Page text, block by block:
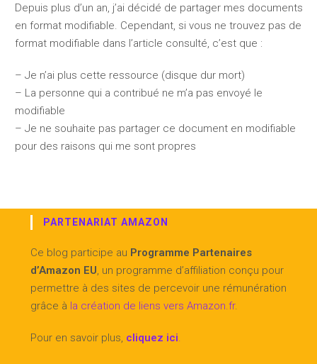
Depuis plus d’un an, j’ai décidé de partager mes documents
en format modifiable. Cependant, si vous ne trouvez pas de
format modifiable dans l’article consulté, c’est que :
– Je n’ai plus cette ressource (disque dur mort)
– La personne qui a contribué ne m’a pas envoyé le
modifiable
– Je ne souhaite pas partager ce document en modifiable
pour des raisons qui me sont propres
PARTENARIAT AMAZON
Ce blog participe au Programme Partenaires
d’Amazon EU, un programme d’affiliation conçu pour
permettre à des sites de percevoir une rémunération
grâce à la création de liens vers Amazon.fr.
Pour en savoir plus, cliquez ici.